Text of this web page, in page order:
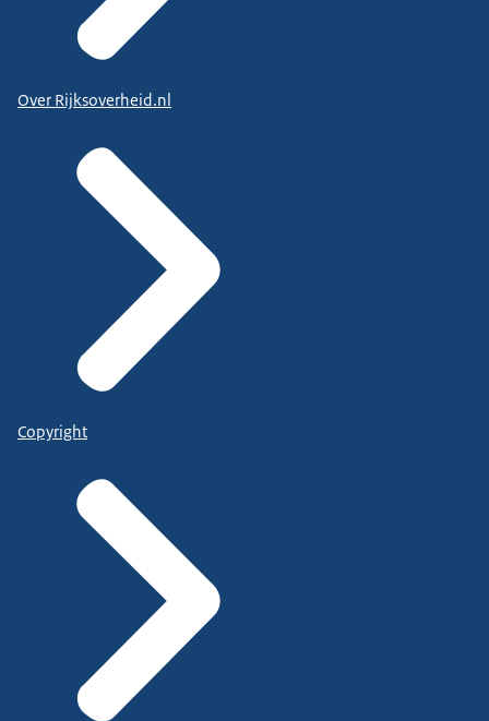
Over Rijksoverheid.nl
Copyright